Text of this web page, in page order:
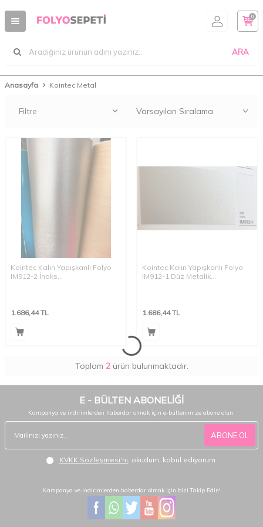
ARA
0
Anasayfa Kointec Metal
Filtre
Kointec Kalın Yapışkanlı Folyo
IM912-2 İnoks
1.686,44TL
Kointec Kalın Yapışkanlı Folyo
IM912-1 Düz Metalik
1.686,44TL
Toplam 2ürün bulunmaktadır.
E - BÜLTEN ABONELİĞİ
Kampanya ve indirimlerden haberdar olmak için e-bültenimize abone olun.
ABONE OL
KVKK Sözleşmesi'ni, okudum, kabul ediyorum.
Kampanya ve indirimlerden haberdar olmak için bizi Takip Edin!